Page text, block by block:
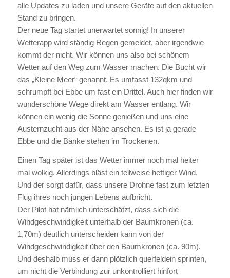
alle Updates zu laden und unsere Geräte auf den aktuellen
Stand zu bringen.
Der neue Tag startet unerwartet sonnig! In unserer
Wetterapp wird ständig Regen gemeldet, aber irgendwie
kommt der nicht. Wir können uns also bei schönem
Wetter auf den Weg zum Wasser machen. Die Bucht wir
das „Kleine Meer“ genannt. Es umfasst 132qkm und
schrumpft bei Ebbe um fast ein Drittel. Auch hier finden wir
wunderschöne Wege direkt am Wasser entlang. Wir
können ein wenig die Sonne genießen und uns eine
Austernzucht aus der Nähe ansehen. Es ist ja gerade
Ebbe und die Bänke stehen im Trockenen.
Einen Tag später ist das Wetter immer noch mal heiter
mal wolkig. Allerdings bläst ein teilweise heftiger Wind.
Und der sorgt dafür, dass unsere Drohne fast zum letzten
Flug ihres noch jungen Lebens aufbricht.
Der Pilot hat nämlich unterschätzt, dass sich die
Windgeschwindigkeit unterhalb der Baumkronen (ca.
1,70m) deutlich unterscheiden kann von der
Windgeschwindigkeit über den Baumkronen (ca. 90m).
Und deshalb muss er dann plötzlich querfeldein sprinten,
um nicht die Verbindung zur unkontrolliert hinfort